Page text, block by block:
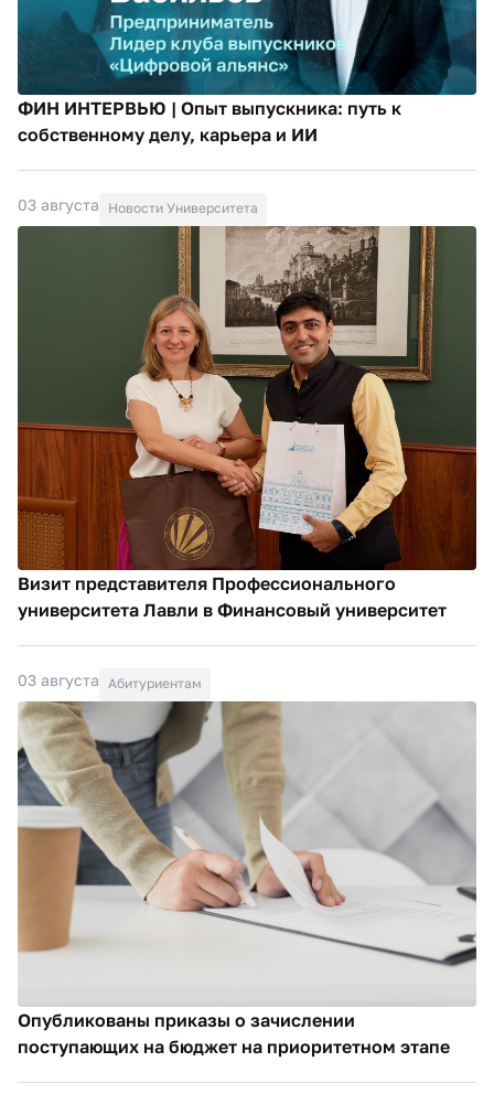
ФИН ИНТЕРВЬЮ | Опыт выпускника: путь к
собственному делу, карьера и ИИ
03 августа Новости Университета
Визит представителя Профессионального
университета Лавли в Финансовый университет
03 августа Абитуриентам
Опубликованы приказы о зачислении
поступающих на бюджет на приоритетном этапе